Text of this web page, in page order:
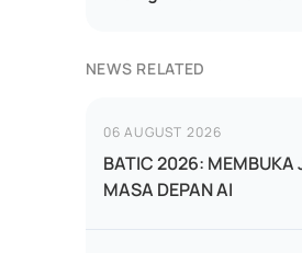
NEWS RELATED
06 AUGUST 2026
BATIC 2026: MEMBUKA
MASA DEPAN AI